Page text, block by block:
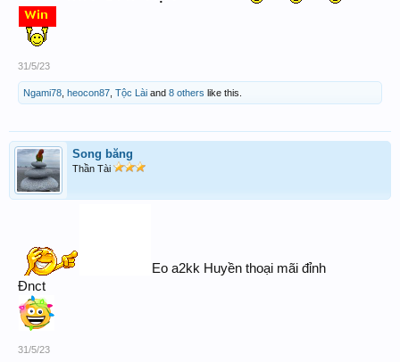
31/5/23
Ngami78 heocon87 Tộc Lài and 8 others like this.
Song băng
Thần Tài
Eo a2kk Huyền thoại mãi đỉnh
Đnct
31/5/23